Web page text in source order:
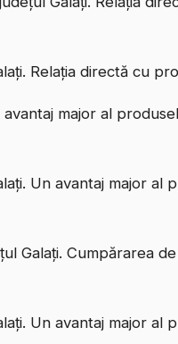
Relația directă cu
avantaj major al
Un avantaj major al
Galați. Cumpărarea
Un avantaj major al